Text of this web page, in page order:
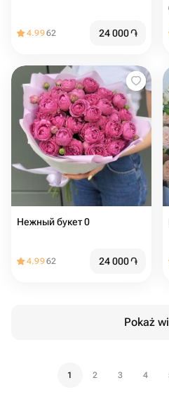
4.9962 24 000֏
Нежный букет 0
4.9962 24 000֏
Pokaż
1 2 3 4